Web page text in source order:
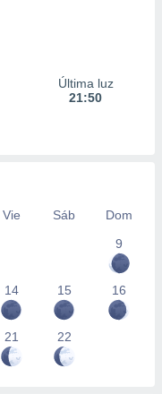
Última luz
21:50
Vie Sáb
Dom
9
14 15 16
21 22